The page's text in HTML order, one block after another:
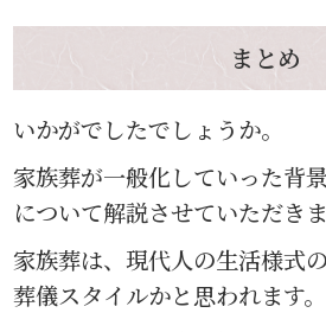
まとめ
いかがでしたでしょうか。
家族葬が一般化していった背
について解説させていただきま
家族葬は、現代人の生活様式
葬儀スタイルかと思われます。